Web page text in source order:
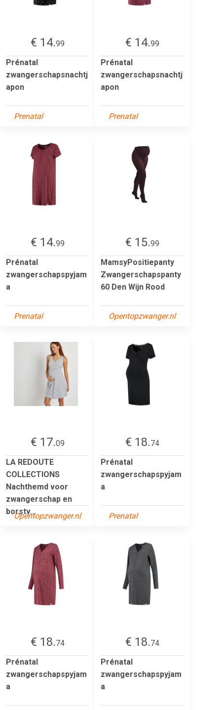
€ 14.99
Prénatal
zwangerschapsnachtj
apon
Prenatal
€ 14.99
Prénatal
zwangerschapsnachtj
apon
Prenatal
€ 14.99
Prénatal
zwangerschapspyjam
a
Prenatal
€ 15.99
MamsyPositiepanty
Zwangerschapspanty
60 Den Wijn Rood
Opentopzwanger.nl
€ 17.09
LA REDOUTE
COLLECTIONS
Nachthemd voor
zwangerschap en
borstv...
Opentopzwanger.nl
€ 18.74
Prénatal
zwangerschapspyjam
a
Prenatal
€ 18.74
Prénatal
zwangerschapspyjam
a
€ 18.74
Prénatal
zwangerschapspyjam
a